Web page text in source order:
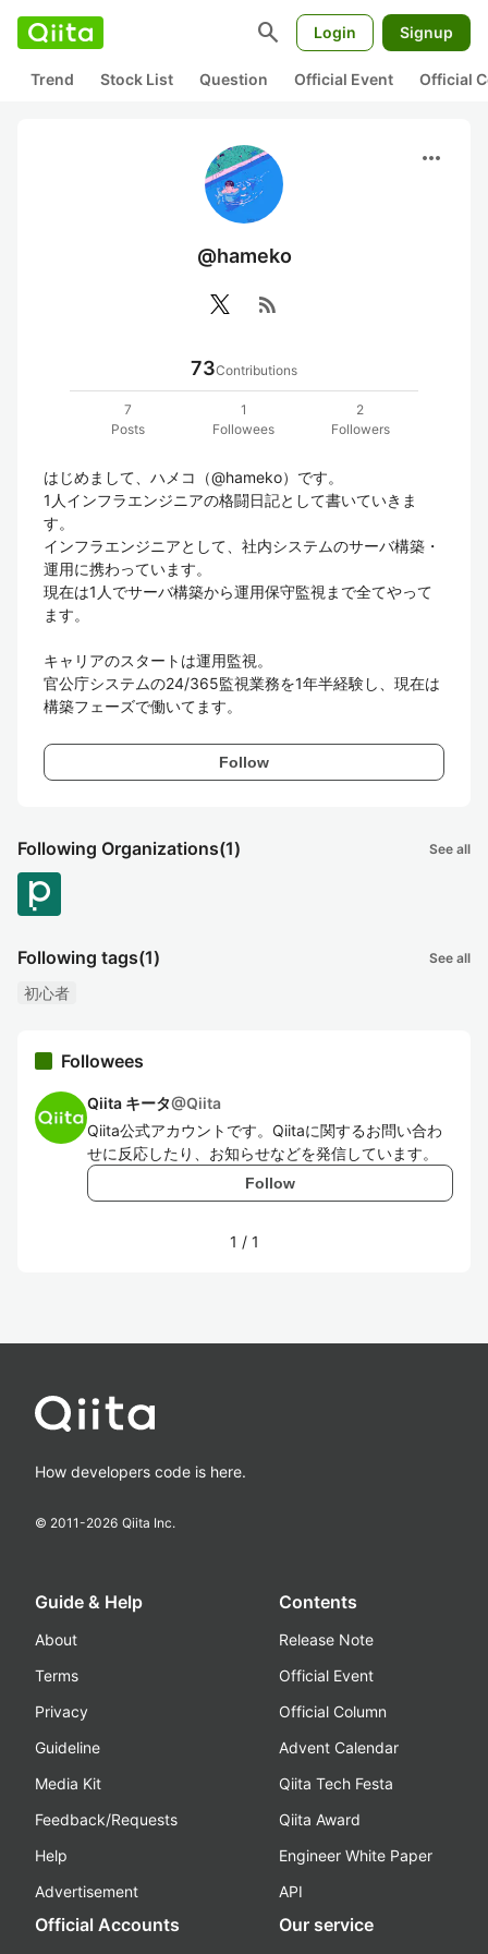
search Login Signup
Trend Stock List Question Official Event Official
more_horiz
@hameko
rss_feed
73Contributions
7
Posts
1
Followees
2
Followers
はじめまして、ハメコ（@hameko）です。
1人インフラエンジニアの格闘日記として書いていきま
す。
インフラエンジニアとして、社内システムのサーバ構築・
運用に携わっています。
現在は1人でサーバ構築から運用保守監視まで全てやって
ます。
キャリアのスタートは運用監視。
官公庁システムの24/365監視業務を1年半経験し、現在は
構築フェーズで働いてます。
Follow
Following Organizations(1) See all
Following tags(1) See all
初心者
Followees
Qiita キータ@Qiita
Qiita公式アカウントです。Qiitaに関するお問い合わ
せに反応したり、お知らせなどを発信しています。
Follow
1 / 1
How developers code is here.
© 2011-2026 Qiita Inc.
Guide & Help
About
Terms
Privacy
Guideline
Media Kit
Feedback/Requests
Help
Advertisement
Contents
Release Note
Official Event
Official Column
Advent Calendar
Qiita Tech Festa
Qiita Award
Engineer White Paper
API
Official Accounts Our service